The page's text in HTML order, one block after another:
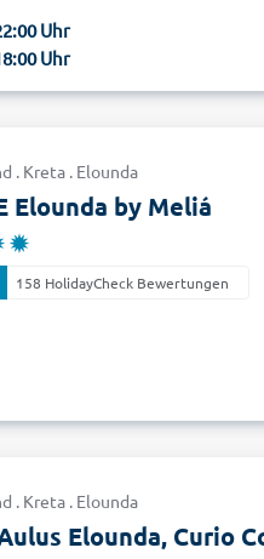
Uhr
Uhr
. Kreta . Elounda
Elounda by Meliá
158 HolidayCheck Bewertungen
. Kreta . Elounda